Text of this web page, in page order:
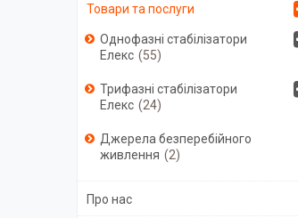
Товари та послуги
Однофазні стабілізатори
Елекс
55
Трифазні стабілізатори
Елекс
24
Джерела безперебійного
живлення
2
Про нас